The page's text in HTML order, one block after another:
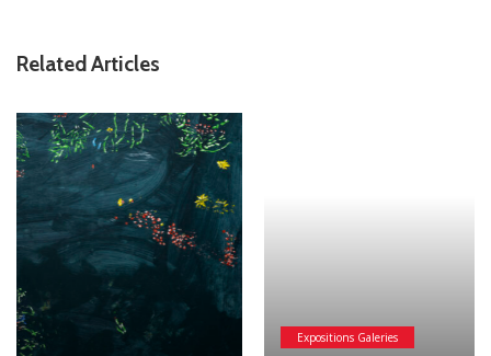
Related Articles
Expositions Galeries